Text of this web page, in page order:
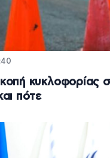
κυκλοφορίας
πότε